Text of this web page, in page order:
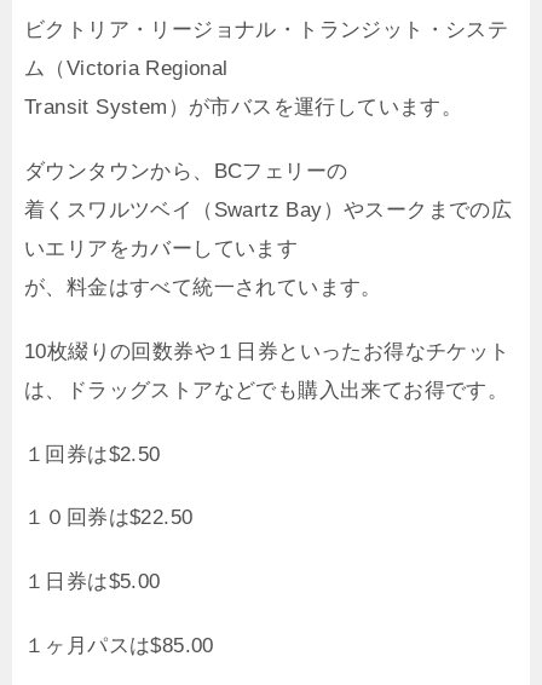
ビクトリア・リージョナル・トランジット・システ
ム（Victoria Regional
Transit System）が市バスを運行しています。
ダウンタウンから、BCフェリーの
着くスワルツベイ（Swartz Bay）やスークまでの広
いエリアをカバーしています
が、料金はすべて統一されています。
10枚綴りの回数券や１日券といったお得なチケット
は、ドラッグストアなどでも購入出来てお得です。
１回券は$2.50
１０回券は$22.50
１日券は$5.00
１ヶ月パスは$85.00